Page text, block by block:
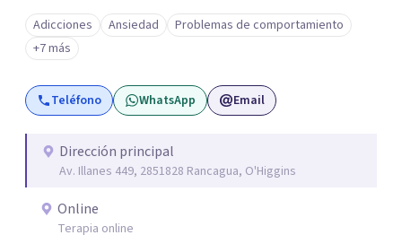
conciencia como caminos de introspección,
resignificación emocional y crecimiento personal. Se
caracteriza por crear espacios cálidos y humanos,
orientados a la autenticidad, la escucha y el desarrollo de
una relación más consciente con uno mismo y con la vida.
Adicciones Ansiedad
Problemas de comportamiento
+7 más
Teléfono WhatsApp Email
Dirección principal
Av. Illanes 449, 2851828 Rancagua, O'Higgins
Online
Terapia online